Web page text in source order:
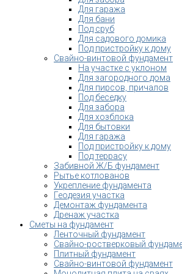
Для гаража
Для бани
Под сруб
Для садового домика
Под пристройку к дому
Свайно-винтовой фундамент
На участке с уклоном
Для загородного дома
Для пирсов, причалов
Под беседку
Для забора
Для хозблока
Для бытовки
Для гаража
Под пристройку к дому
Под террасу
Забивной Ж/Б фундамент
Рытье котлованов
Укрепление фундамента
Геодезия участка
Демонтаж фундамента
Дренаж участка
Сметы на фундамент
Ленточный фундамент
Свайно-ростверковый
Плитный фундамент
Свайно-винтовой фундамент